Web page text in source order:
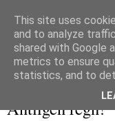
Äntligen regn!
This site uses
and to analyze
shared with Google
metrics to ensure
statistics, and to